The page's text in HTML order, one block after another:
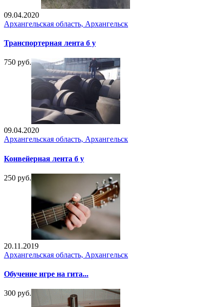
09.04.2020
Архангельская область, Архангельск
Транспортерная лента б у
750 руб.
09.04.2020
Архангельская область, Архангельск
Конвейерная лента б у
250 руб.
20.11.2019
Архангельская область, Архангельск
Обучение игре на гита...
300 руб.